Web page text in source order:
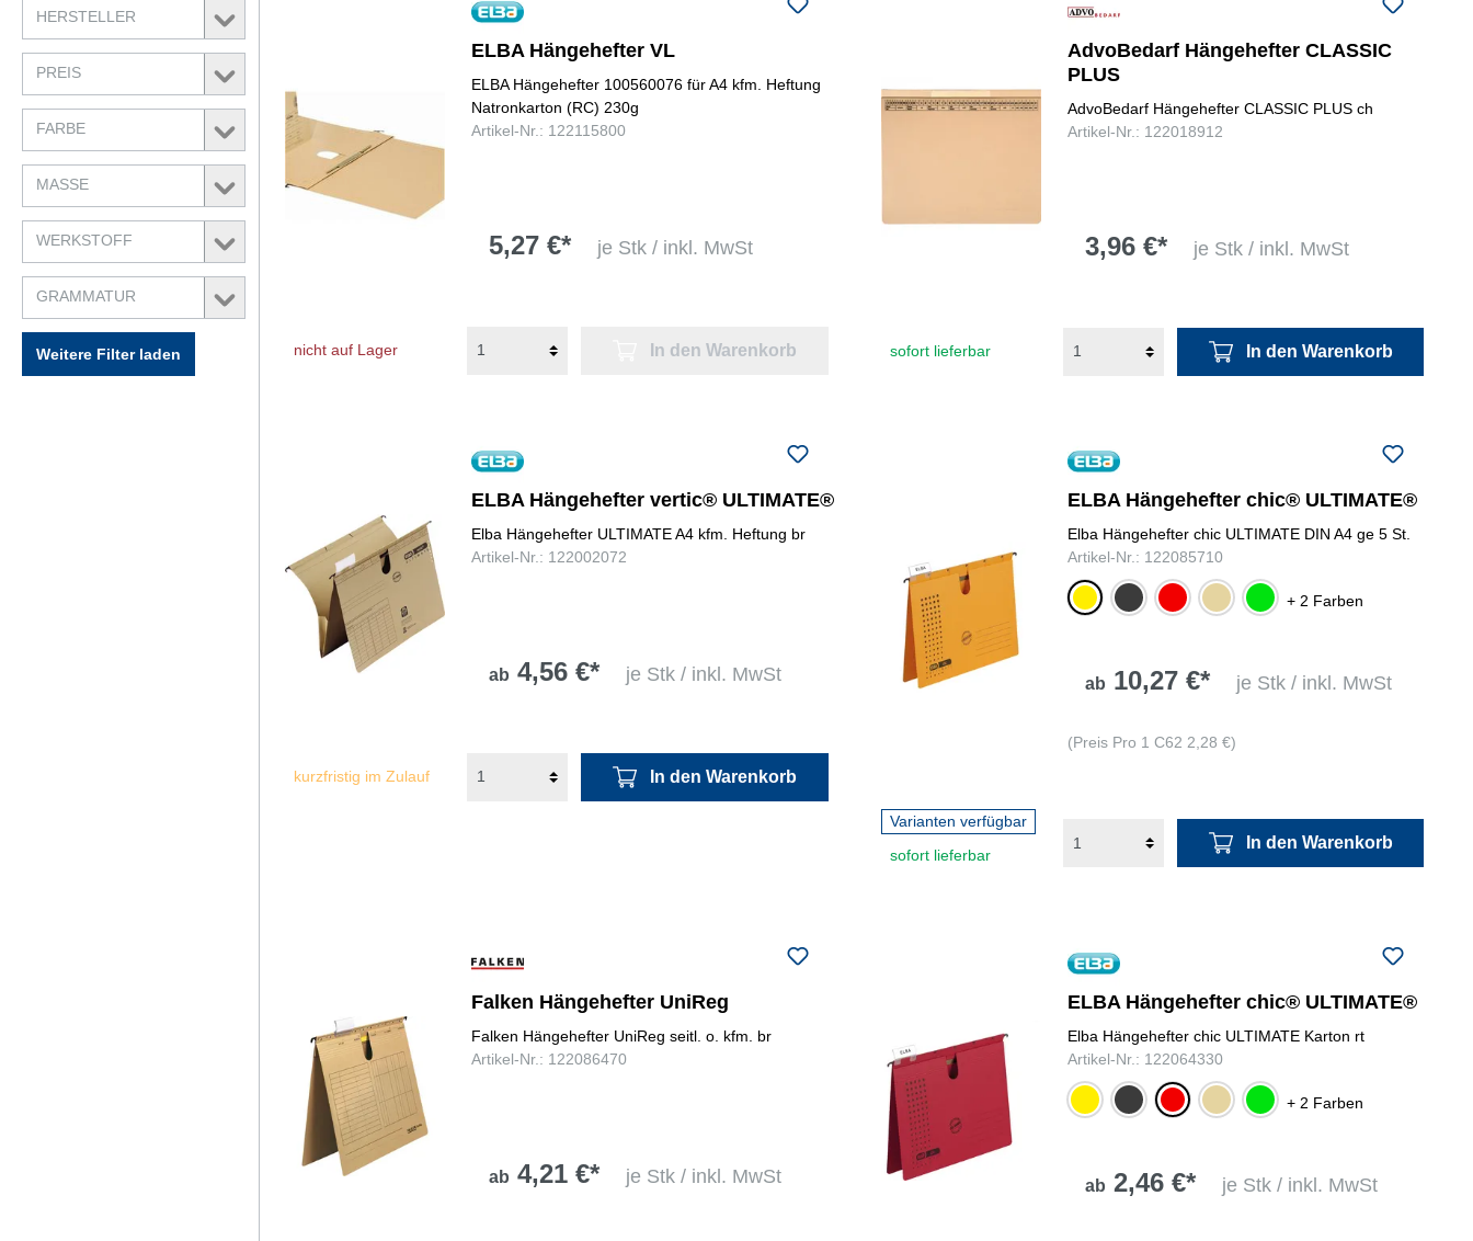
folgenden Nummer bei uns:
0731 977197-0
HERSTELLER
PREIS
FARBE
MASSE
WERKSTOFF
GRAMMATUR
Weitere Filter laden
ELBA Hängehefter VL
ELBA Hängehefter 100560076 für A4 kfm. Heftung
Natronkarton (RC) 230g
Artikel-Nr.: 122115800
5,27 €* je Stk / inkl. MwSt
nicht auf Lager In den Warenkorb
AdvoBedarf Hängehefter CLASSIC
PLUS
AdvoBedarf Hängehefter CLASSIC PLUS ch
Artikel-Nr.: 122018912
3,96 €* je Stk / inkl. MwSt
sofort lieferbar In den Warenkorb
ELBA Hängehefter vertic® ULTIMATE®
Elba Hängehefter ULTIMATE A4 kfm. Heftung br
Artikel-Nr.: 122002072
ab 4,56 €* je Stk / inkl. MwSt
kurzfristig im Zulauf In den Warenkorb
ELBA Hängehefter chic® ULTIMATE®
Elba Hängehefter chic ULTIMATE DIN A4 ge 5 St.
Artikel-Nr.: 122085710
gelbanthrazit chamoisgrün + 2 Farben
ab 10,27 €* je Stk / inkl. MwSt
(Preis Pro 1 C62 2,28 €)
Varianten verfügbar
sofort lieferbar
In den Warenkorb
Falken Hängehefter UniReg
Falken Hängehefter UniReg seitl. o. kfm. br
Artikel-Nr.: 122086470
ab 4,21 €* je Stk / inkl. MwSt
ELBA Hängehefter chic® ULTIMATE®
Elba Hängehefter chic ULTIMATE Karton rt
Artikel-Nr.: 122064330
gelbanthrazitrotchamoisgrün + 2 Farben
ab 2,46 €* je Stk / inkl. MwSt